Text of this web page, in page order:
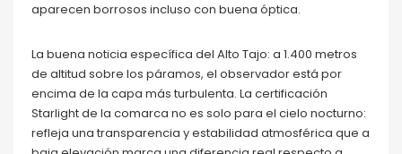
aparecen borrosos incluso con buena óptica.
La buena noticia específica del Alto Tajo: a 1.400 metros
de altitud sobre los páramos, el observador está por
encima de la capa más turbulenta. La certificación
Starlight de la comarca no es solo para el cielo nocturno:
refleja una transparencia y estabilidad atmosférica que a